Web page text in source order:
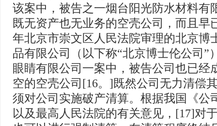
该案中，被告之一烟台阳光防水材料有
既无资产也无业务的空壳公司，而且早
年北京市崇文区人民法院审理的北京博
品有限公司（以下称“北京博士伦公司”
眼睛有限公司一案中，被告公司也已经
空的空壳公司[16。]既然公司无力清偿
须对公司实施破产清算。根据我国《公
以及最高人民法院的有关意见，[17]对